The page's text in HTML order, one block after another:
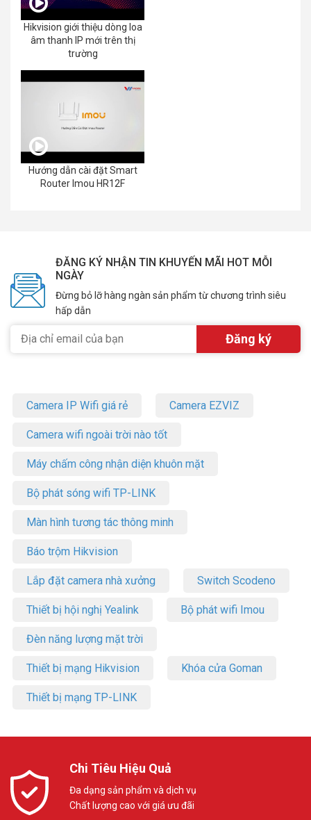
Hikvision giới thiệu dòng loa
âm thanh IP mới trên thị
trường
Hướng dẫn cài đặt Smart
Router Imou HR12F
ĐĂNG KÝ NHẬN TIN KHUYẾN MÃI HOT MỖI
NGÀY
Đừng bỏ lỡ hàng ngàn sản phẩm từ chương trình siêu
hấp dẫn
Camera IP Wifi giá rẻ Camera EZVIZ
Camera wifi ngoài trời nào tốt
Máy chấm công nhận diện khuôn mặt
Bộ phát sóng wifi TP-LINK
Màn hình tương tác thông minh
Báo trộm Hikvision
Lắp đặt camera nhà xưởng Switch Scodeno
Thiết bị hội nghị Yealink Bộ phát wifi Imou
Đèn năng lượng mặt trời
Thiết bị mạng Hikvision Khóa cửa Goman
Thiết bị mạng TP-LINK
Chi Tiêu Hiệu Quả
Đa dạng sản phẩm và dịch vụ
Chất lượng cao với giá ưu đãi